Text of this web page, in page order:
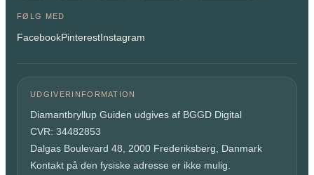
FØLG MED
FacebookPinterestInstagram
UDGIVERINFORMATION
Diamantbryllup Guiden udgives af BGGD Digital
CVR: 34482853
Dalgas Boulevard 48, 2000 Frederiksberg, Danmark
Kontakt på den fysiske adresse er ikke mulig.